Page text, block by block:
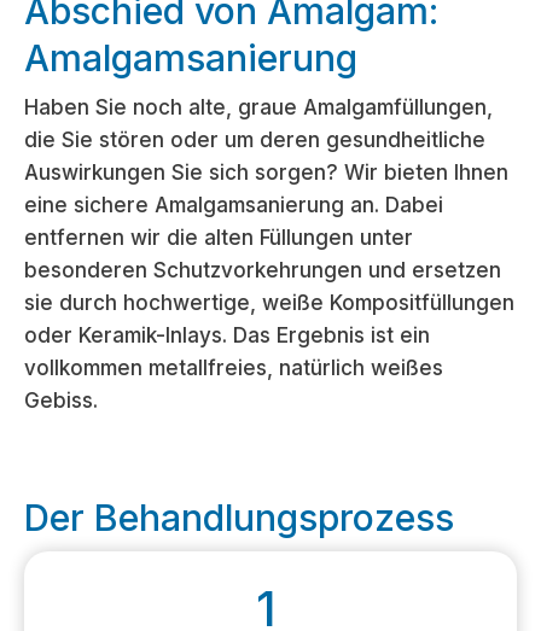
Abschied von Amalgam:
Amalgamsanierung
Haben Sie noch alte, graue Amalgamfüllungen,
die Sie stören oder um deren gesundheitliche
Auswirkungen Sie sich sorgen? Wir bieten Ihnen
eine sichere Amalgamsanierung an. Dabei
entfernen wir die alten Füllungen unter
besonderen Schutzvorkehrungen und ersetzen
sie durch hochwertige, weiße Kompositfüllungen
oder Keramik-Inlays. Das Ergebnis ist ein
vollkommen metallfreies, natürlich weißes
Gebiss.
Der Behandlungsprozess
1